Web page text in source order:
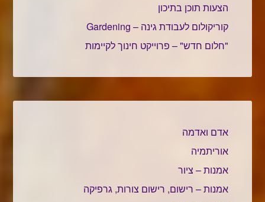
הצעות תוכן בתיכון
קוריקולום לעבודת גינה – Gardening
"חלום חדש" – פרוייקט חינוך לקיימות
אדם ואדמה
אוריתמיה
אמנות – ציור
אמנות – רישום, רישום צורות, גרפיקה